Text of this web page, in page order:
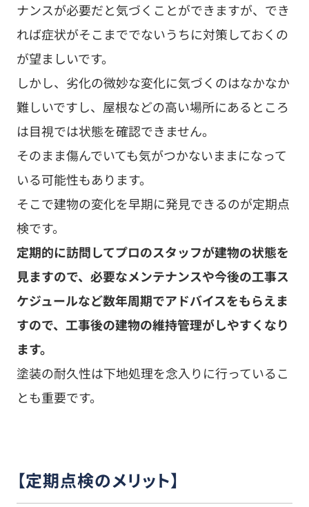
ナンスが必要だと気づくことができますが、でき
れば症状がそこまででないうちに対策しておくの
が望ましいです。
しかし、劣化の微妙な変化に気づくのはなかなか
難しいですし、屋根などの高い場所にあるところ
は目視では状態を確認できません。
そのまま傷んでいても気がつかないままになって
いる可能性もあります。
そこで建物の変化を早期に発見できるのが定期点
検です。
定期的に訪問してプロのスタッフが建物の状態を
見ますので、必要なメンテナンスや今後の工事ス
ケジュールなど数年周期でアドバイスをもらえま
すので、工事後の建物の維持管理がしやすくなり
ます。
塗装の耐久性は下地処理を念入りに行っているこ
とも重要です。
【定期点検のメリット】